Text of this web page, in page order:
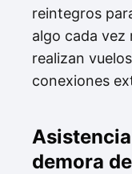
reintegros
algo cada vez
realizan
conexiones
demora